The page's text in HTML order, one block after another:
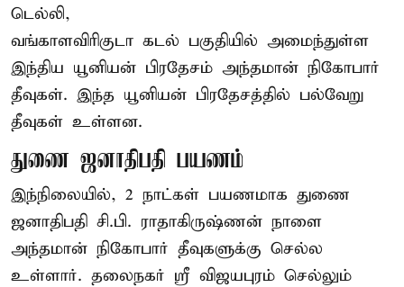
டெல்லி,
வங்காளவிரிகுடா கடல் பகுதியில் அமைந்துள்ள
இந்திய யூனியன் பிரதேசம் அந்தமான் நிகோபார்
தீவுகள். இந்த யூனியன் பிரதேசத்தில் பல்வேறு
தீவுகள் உள்ளன.
துணை ஜனாதிபதி பயணம்
இந்நிலையில், 2 நாட்கள் பயணமாக துணை
ஜனாதிபதி சி.பி. ராதாகிருஷ்ணன் நாளை
அந்தமான் நிகோபார் தீவுகளுக்கு செல்ல
உள்ளார். தலைநகர் ஸ்ரீ விஜயபுரம் செல்லும்